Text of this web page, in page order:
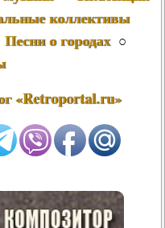
коллективы
Песни о городах○
«Retroportal.ru»